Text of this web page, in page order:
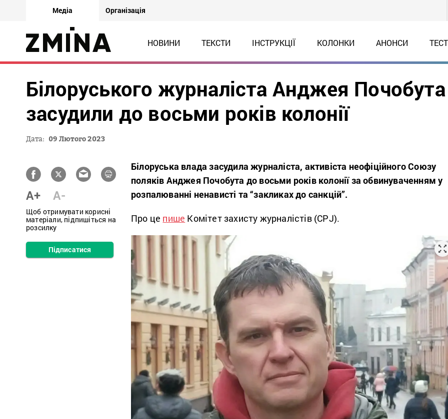
Медіа Організація
НОВИНИ ТЕКСТИ ІНСТРУКЦІЇ КОЛОНКИ АНОНСИ
Білоруського журналіста Анджея Почобута
засудили до восьми років колонії
Дата: 09 Лютого 2023
A+ A-
Щоб отримувати корисні
матеріали, підпишіться на
розсилку
Підписатися
Білоруська влада засудила журналіста, активіста неофіційного Союзу
поляків Анджея Почобута до восьми років колонії за обвинуваченням у
розпалюванні ненависті та “закликах до санкцій”.
Про це пише Комітет захисту журналістів (CPJ).